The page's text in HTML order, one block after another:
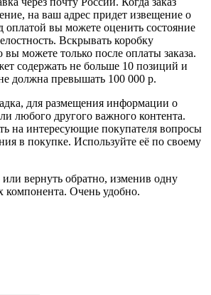
на ваш адрес придет извещение о
оплатой вы можете оценить состояние
Вскрывать коробку
вы можете только после оплаты заказа.
содержать не больше 10 позиций и
должна превышать 100 000 р.
для размещения информации о
любого другого важного контента.
на интересующие покупателя вопросы
в покупке. Используйте её по своему
вернуть обратно, изменив одну
компонента. Очень удобно.